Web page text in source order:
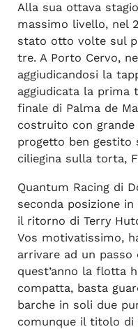
Alla sua ottava
massimo livello, nel
stato otto volte sul
tre. A Porto Cervo,
aggiudicandosi la
aggiudicata la prima
finale di Palma de
costruito con
progetto ben
ciliegina sulla torta,
Quantum Racing di
seconda posizione
il ritorno di Terry
Vos motivatissimo,
arrivare ad un passo
quest’anno la flotta
compatta, basta
barche in soli due
comunque il titolo di